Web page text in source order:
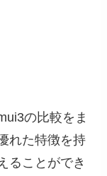
の比較をま
れた特徴を持
ることができ